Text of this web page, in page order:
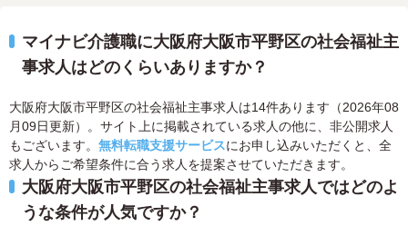
マイナビ介護職に大阪府大阪市平野区の社会福祉主
事求人はどのくらいありますか？
大阪府大阪市平野区の社会福祉主事求人は14件あります（2026年08
月09日更新）。サイト上に掲載されている求人の他に、非公開求人
もございます。 無料転職支援サービスにお申し込みいただくと、全
求人からご希望条件に合う求人を提案させていただきます。
大阪府大阪市平野区の社会福祉主事求人ではどのよ
うな条件が人気ですか？